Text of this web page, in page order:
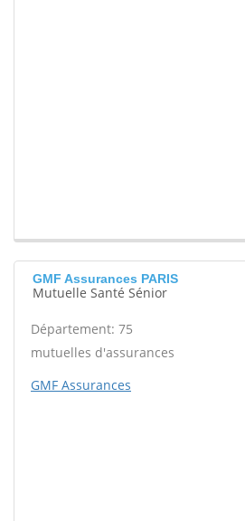
GMF Assurances PARIS
Mutuelle Santé Sénior
Département: 75
mutuelles d'assurances
GMF Assurances